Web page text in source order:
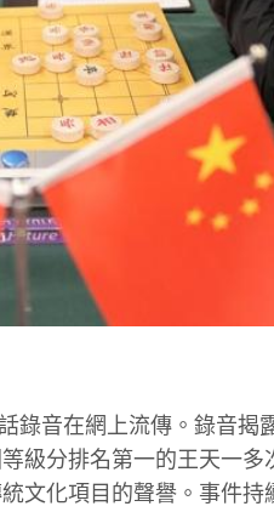
錄音在網上流傳。錄音揭
級分排名第一的王天一
文化項目的聲譽。事件